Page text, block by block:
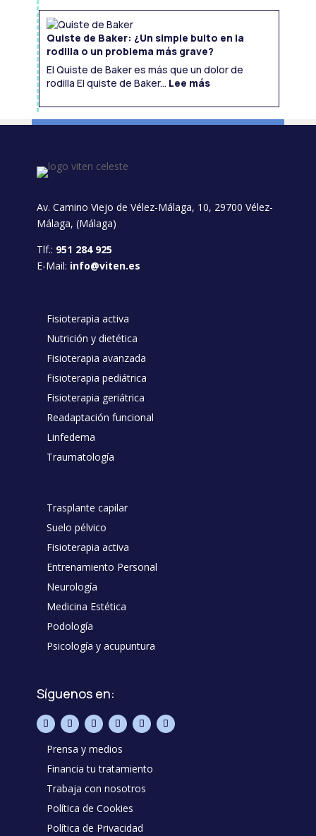
Quiste de Baker: ¿Un simple bulto en la
rodilla o un problema más grave?
El Quiste de Baker es más que un dolor de
rodilla El quiste de Baker... Lee más:
Quiste
de
Baker:
en
la
o
un
problema
Av. Camino Viejo de Vélez-Málaga, 10, 29700 Vélez-
Málaga, (Málaga)
Tlf.: 951 284 925
E-Mail: info@viten.es
Fisioterapia activa
Nutrición y dietética
Fisioterapia avanzada
Fisioterapia pediátrica
Fisioterapia geriátrica
Readaptación funcional
Linfedema
Traumatología
Trasplante capilar
Suelo pélvico
Fisioterapia activa
Entrenamiento Personal
Neurología
Medicina Estética
Podología
Psicología y acupuntura
Síguenos en:
Prensa y medios
Financia tu tratamiento
Trabaja con nosotros
Política de Cookies
Política de Privacidad